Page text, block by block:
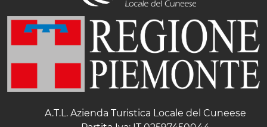
A.T.L. Azienda Turistica Locale del Cuneese